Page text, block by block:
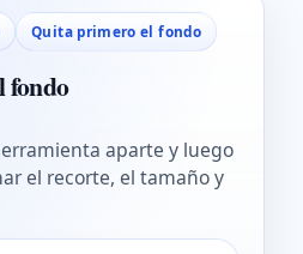
Quita primero el fondo
fondo
aparte y luego
el recorte, el tamaño y